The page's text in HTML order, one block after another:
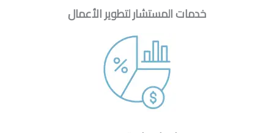
خدمات المستشار لتطوير الأعمال